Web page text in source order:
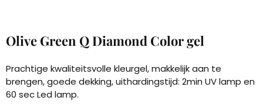
Olive Green Q Diamond Color gel
Prachtige kwaliteitsvolle kleurgel, makkelijk aan te
brengen, goede dekking, uithardingstijd: 2min UV lamp en
60 sec Led lamp.